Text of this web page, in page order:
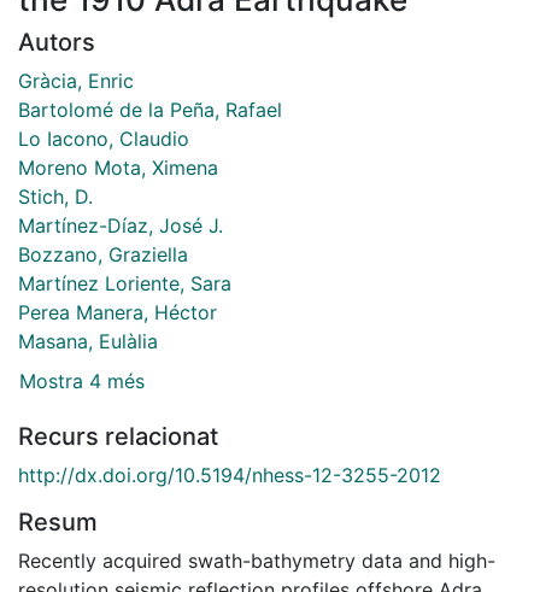
Autors
Gràcia, Enric
Bartolomé de la Peña, Rafael
Lo Iacono, Claudio
Moreno Mota, Ximena
Stich, D.
Martínez-Díaz, José J.
Bozzano, Graziella
Martínez Loriente, Sara
Perea Manera, Héctor
Masana, Eulàlia
Mostra 4 més
Recurs relacionat
http://dx.doi.org/10.5194/nhess-12-3255-2012
Resum
Recently acquired swath-bathymetry data and high-